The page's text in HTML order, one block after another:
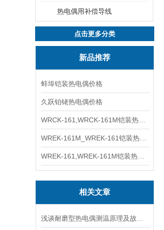
热电偶用补偿导线
点击更多分类
新品推荐
蚌埠铠装热电偶价格
久跃铂铑热电偶价格
相关文章